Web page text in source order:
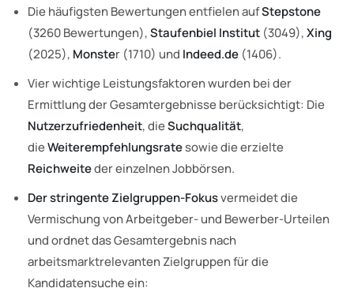
Die häufigsten Bewertungen entfielen aufStepstone
(3260 Bewertungen),Staufenbiel Institut (3049),Xing
(2025), Monster (1710) und Indeed.de (1406).
Vier wichtige Leistungsfaktoren wurden bei der
Ermittlung der Gesamtergebnisse berücksichtigt: Die
Nutzerzufriedenheit, dieSuchqualität,
dieWeiterempfehlungsratesowie die erzielte
Reichweiteder einzelnen Jobbörsen.
Der stringente Zielgruppen-Fokusvermeidet die
Vermischung von Arbeitgeber- und Bewerber-Urteilen
und ordnet das Gesamtergebnis nach
arbeitsmarktrelevanten Zielgruppen für die
Kandidatensuche ein: